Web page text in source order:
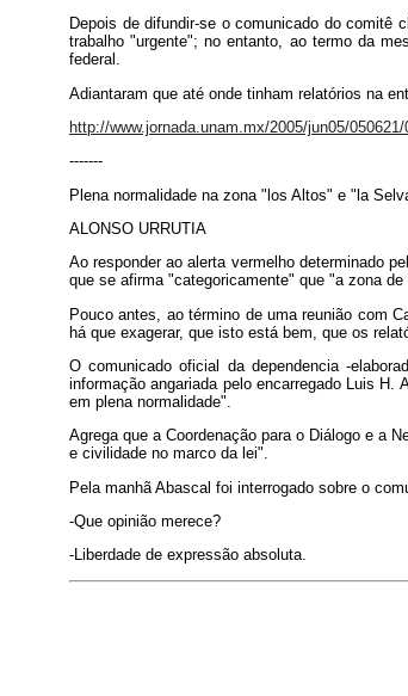
Depois de difundir-se o comunicado do comitê
trabalho "urgente"; no entanto, ao termo da
federal.
Adiantaram que até onde tinham relatórios na
http://www.jornada.unam.mx/2005/jun05/
-------
Plena normalidade na zona "los Altos" e "la
ALONSO URRUTIA
Ao responder ao alerta vermelho determinado
que se afirma "categoricamente" que "a zona
Pouco antes, ao término de uma reunião com
há que exagerar, que isto está bem, que os
O comunicado oficial da dependencia -
informação angariada pelo encarregado Luis
em plena normalidade".
Agrega que a Coordenação para o Diálogo e a
e civilidade no marco da lei".
Pela manhã Abascal foi interrogado sobre o
-Que opinião merece?
-Liberdade de expressão absoluta.